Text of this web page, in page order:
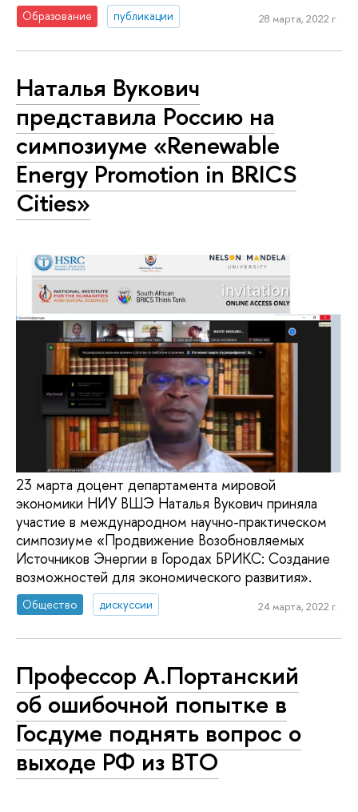
Образование публикации 28 марта, 2022 г.
Наталья Вукович
представила Россию на
симпозиуме «Renewable
Energy Promotion in BRICS
Cities»
23 марта доцент департамента мировой
экономики НИУ ВШЭ Наталья Вукович приняла
участие в международном научно-практическом
симпозиуме «Продвижение Возобновляемых
Источников Энергии в Городах БРИКС: Создание
возможностей для экономического развития».
Общество дискуссии 24 марта, 2022 г.
Профессор А.Портанский
об ошибочной попытке в
Госдуме поднять вопрос о
выходе РФ из ВТО